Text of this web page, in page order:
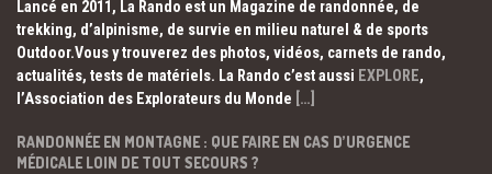
Lancé en 2011, La Rando est un Magazine de randonnée, de
trekking, d’alpinisme, de survie en milieu naturel & de sports
Outdoor.Vous y trouverez des photos, vidéos, carnets de rando,
actualités, tests de matériels. La Rando c’est aussi EXPLORE,
l’Association des Explorateurs du Monde […]
RANDONNÉE EN MONTAGNE : QUE FAIRE EN CAS D’URGENCE
MÉDICALE LOIN DE TOUT SECOURS ?